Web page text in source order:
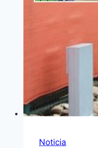
Noticia